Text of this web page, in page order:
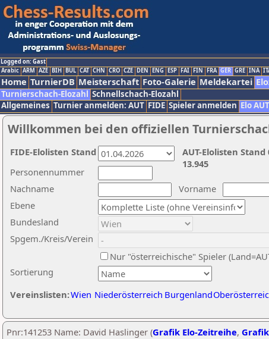
Logged on: Gast
Arabic ARM AZE BIH BUL CAT CHN CRO CZE DEN ENG ESP FAI FIN FRA GER GRE INA
Home TurnierDB Meisterschaft Foto-Galerie Meldekartei
Turnierschach-Elozahl Schnellschach-Elozahl
Allgemeines Turnier anmelden: AUT FIDE Spieler anmelden Elo AUT
Willkommen bei den offiziellen
Nachname
Vorname
Ebene
Sortierung
Personennummer
Bundesland
Spgem./Kreis/Verein
Nur "österreichische" Spieler
Vereinslisten:Wien Niederösterreich Burgenland
AUT-Elolisten
13.945
FIDE-Elolisten Stand
Pnr:141253 Name: David Haslinger (Grafik Elo-Zeitreihe,